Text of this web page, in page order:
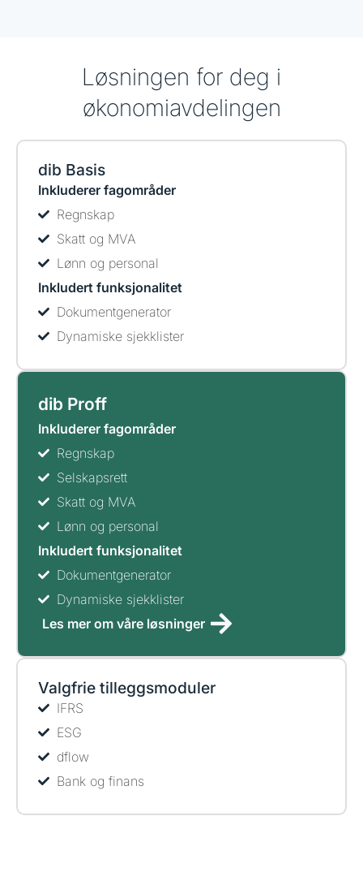
Løsningen for deg i
økonomiavdelingen
dib Basis
Inkluderer fagområder
Regnskap
Skatt og MVA
Lønn og personal
Inkludert funksjonalitet
Dokumentgenerator
Dynamiske sjekklister
dib Proff
Inkluderer fagområder
Regnskap
Selskapsrett
Skatt og MVA
Lønn og personal
Inkludert funksjonalitet
Dokumentgenerator
Dynamiske sjekklister
Les mer om våre løsninger
Valgfrie tilleggsmoduler
IFRS
ESG
dflow
Bank og finans